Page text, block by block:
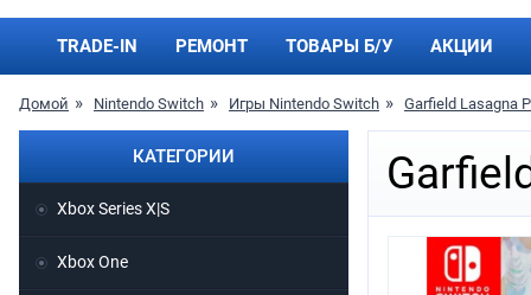
TRADE-IN РЕМОНТ ТОВАРЫ Б/У АКЦИИ
Домой Nintendo Switch Игры Nintendo Switch Garfield Lasagna
КАТЕГОРИИ
Xbox Series X|S
Xbox One